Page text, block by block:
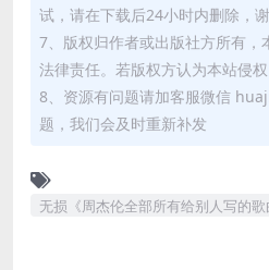
试，请在下载后24小时内删除，
7、版权归作者或出版社方所有，
法律责任。若版权方认为本站侵权
8、资源有问题请加客服微信
题，我们会及时重新补发
无损《周杰伦全部所有给别人写的